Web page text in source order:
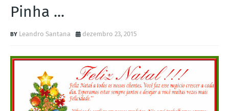
Pinha ...
Leandro Santana dezembro 23, 2015